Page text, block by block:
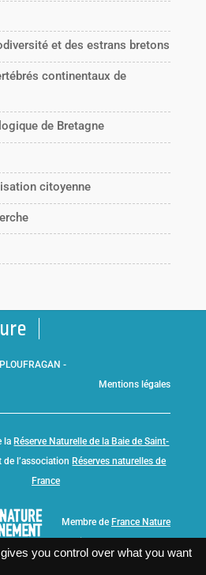
et des estrans bretons
continentaux de
de Bretagne
citoyenne
-
Mentions légales
la Réserve Naturelle de la Baie de Saint-
de l’association Réserves naturelles de
France
Membre de France Nature
you control over what you want